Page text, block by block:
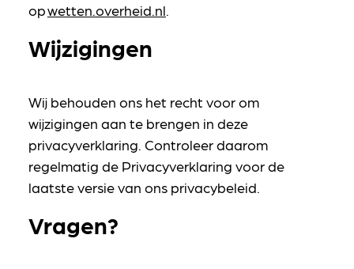
opwetten.overheid.nl.
Wijzigingen
Wij behouden ons het recht voor om
wijzigingen aan te brengen in deze
privacyverklaring. Controleer daarom
regelmatig de Privacyverklaring voor de
laatste versie van ons privacybeleid.
Vragen?